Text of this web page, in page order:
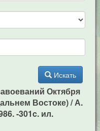
Искать
Октября
Востоке) / А.
-301c. ил.